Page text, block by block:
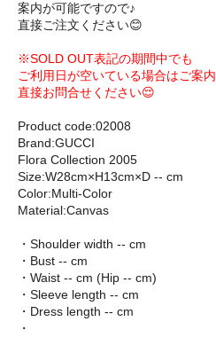
案内が可能ですので♪
直接ご注文ください😊
※SOLD OUT表記の期間中でも
ご利用日が空いている場合はご案
直接お問合せください😌
Product code:02008
Brand:GUCCI
Flora Collection 2005
Size:W28cm×H13cm×D -- cm
Color:Multi-Color
Material:Canvas
・Shoulder width -- cm
・Bust -- cm
・Waist -- cm (Hip -- cm)
・Sleeve length -- cm
・Dress length -- cm
・